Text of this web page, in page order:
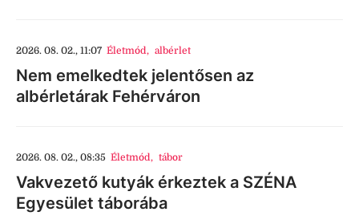
2026. 08. 02., 11:07 Életmód, albérlet
Nem emelkedtek jelentősen az
albérletárak Fehérváron
2026. 08. 02., 08:35 Életmód, tábor
Vakvezető kutyák érkeztek a SZÉNA
Egyesület táborába